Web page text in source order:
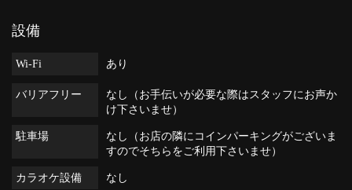
設備
Wi-Fi あり
バリアフリー
なし（お手伝いが必要な際はスタッフにお声か
け下さいませ）
駐車場
なし（お店の隣にコインパーキングがございま
すのでそちらをご利用下さいませ）
カラオケ設備 なし